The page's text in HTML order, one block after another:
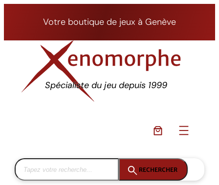
Votre boutique de jeux à Genève
Spécialiste du jeu depuis 1999
RECHERCHER